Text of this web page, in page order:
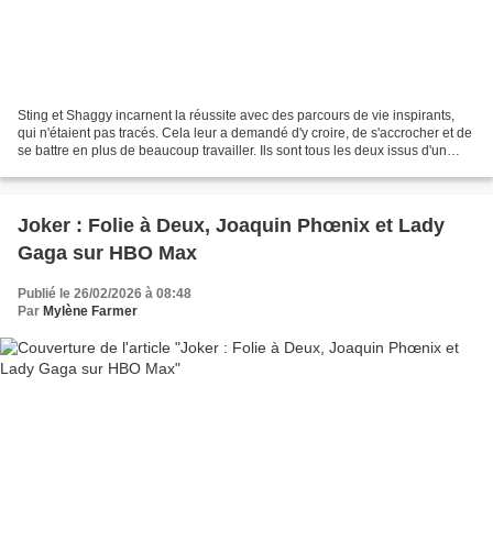
Sting et Shaggy incarnent la réussite avec des parcours de vie inspirants,
qui n'étaient pas tracés. Cela leur a demandé d'y croire, de s'accrocher et de
se battre en plus de beaucoup travailler. Ils sont tous les deux issus d'un
Joker : Folie à Deux, Joaquin Phœnix et Lady
Gaga sur HBO Max
Publié le 26/02/2026 à 08:48
Par Mylène Farmer